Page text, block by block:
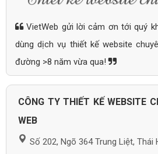
VietWeb gửi lời cảm ơn tới quý
dùng dịch vụ thiết kế website
đường >8 năm vừa qua!
CÔNG TY THIẾT KẾ WEBSITE
WEB
Số 202, Ngõ 364 Trung Liệt, Thái